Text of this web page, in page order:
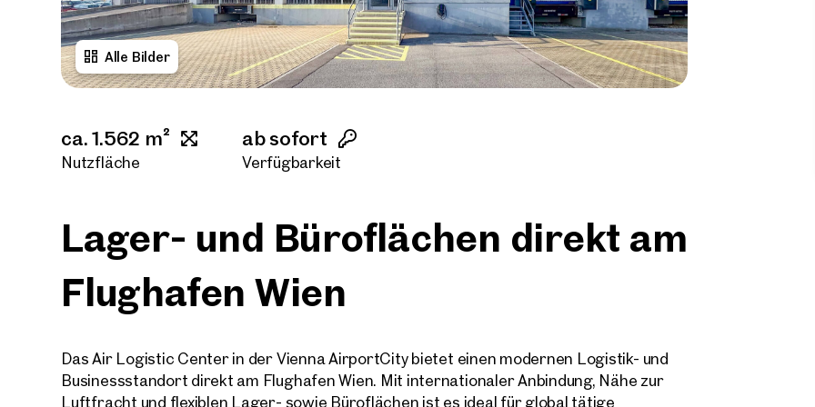
Alle Bilder
ca. 1.562 m²
Nutzfläche
ab sofort
Verfügbarkeit
Lager- und Büroflächen direkt am
Flughafen Wien
Das Air Logistic Center in der Vienna AirportCity bietet einen modernen Logistik- und
Businessstandort direkt am Flughafen Wien. Mit internationaler Anbindung, Nähe zur
Luftfracht und flexiblen Lager- sowie Büroflächen ist es ideal für global tätige